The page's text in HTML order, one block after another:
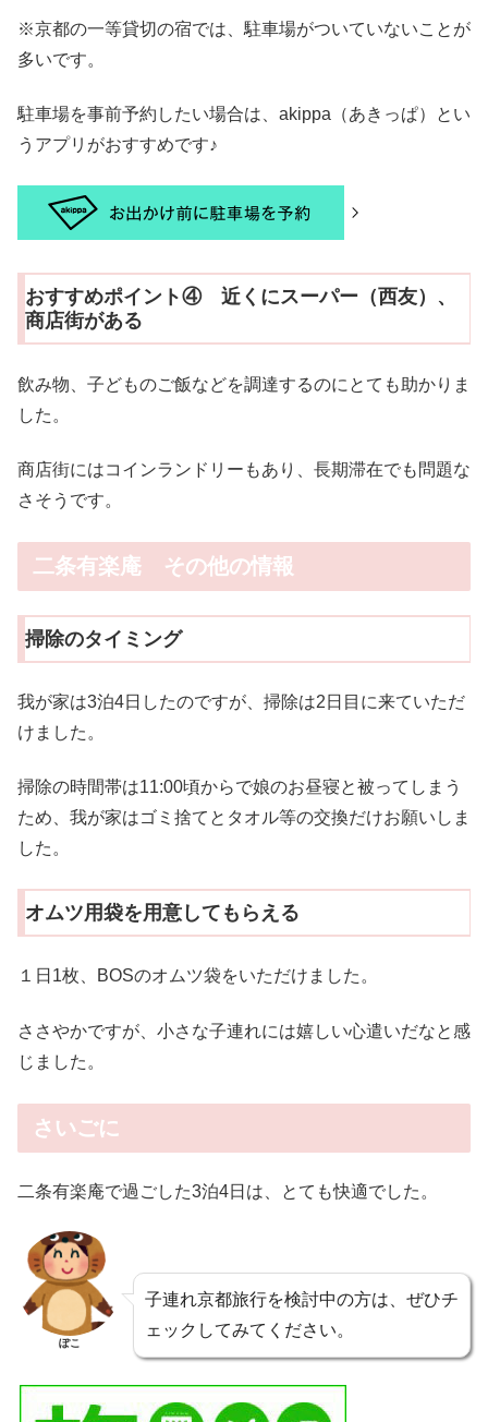
※京都の一等貸切の宿では、駐車場がついていないことが
多いです。
駐車場を事前予約したい場合は、akippa（あきっぱ）とい
うアプリがおすすめです♪
おすすめポイント④ 近くにスーパー（西友）、
商店街がある
飲み物、子どものご飯などを調達するのにとても助かりま
した。
商店街にはコインランドリーもあり、長期滞在でも問題な
さそうです。
二条有楽庵 その他の情報
掃除のタイミング
我が家は3泊4日したのですが、掃除は2日目に来ていただ
けました。
掃除の時間帯は11:00頃からで娘のお昼寝と被ってしまう
ため、我が家はゴミ捨てとタオル等の交換だけお願いしま
した。
オムツ用袋を用意してもらえる
１日1枚、BOSのオムツ袋をいただけました。
ささやかですが、小さな子連れには嬉しい心遣いだなと感
じました。
さいごに
二条有楽庵で過ごした3泊4日は、とても快適でした。
ぽこ
子連れ京都旅行を検討中の方は、ぜひチ
ェックしてみてください。